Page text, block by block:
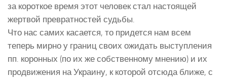
за короткое время этот человек стал настоящей
жертвой превратностей судьбы.
Что нас самих касается, то придется нам всем
теперь мирно у границ своих ожидать выступления
пп. коронных (по их же собственному мнению) и их
продвижения на Украину, к которой отсюда ближе, с